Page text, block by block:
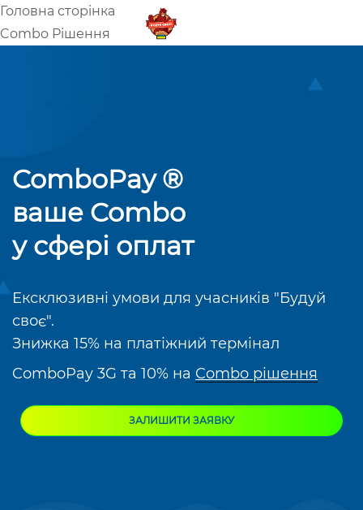
Головна сторінка
Combo Рішення
ComboPay ®
ваше Combo
у сфері оплат
Ексклюзивні умови для учасників "Будуй
своє".
Знижка 15% на платіжний термінал
ComboPay 3G та 10% на Combo рішення
ЗАЛИШИТИ ЗАЯВКУ